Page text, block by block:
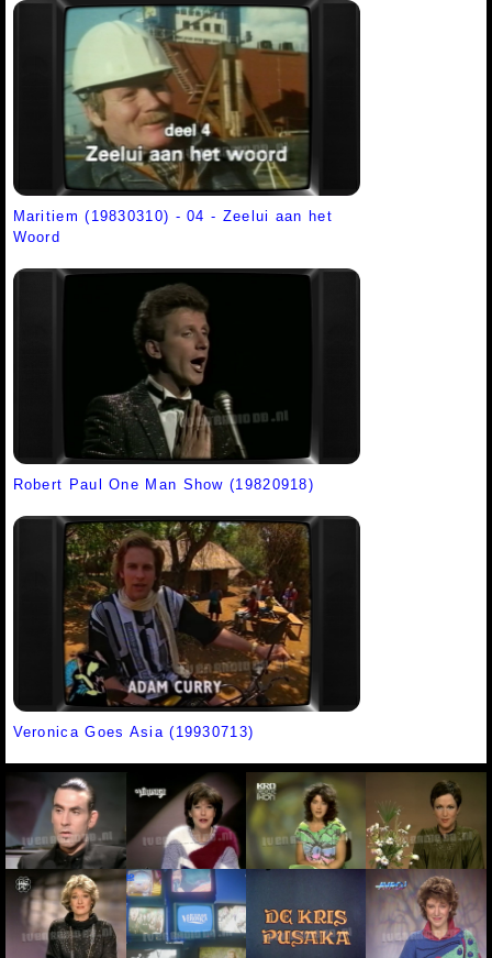
Maritiem (19830310) - 04 - Zeelui aan het
Woord
Robert Paul One Man Show (19820918)
Veronica Goes Asia (19930713)